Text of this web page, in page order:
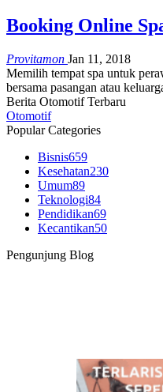
Booking Online
Provitamon Jan 11, 2018
Memilih tempat spa untuk
bersama pasangan atau
Berita Otomotif Terbaru
Otomotif
Popular Categories
Bisnis659
Kesehatan230
Umum89
Teknologi84
Pendidikan69
Kecantikan50
Pengunjung Blog